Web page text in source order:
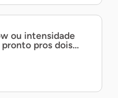
ou intensidade
pronto pros dois…